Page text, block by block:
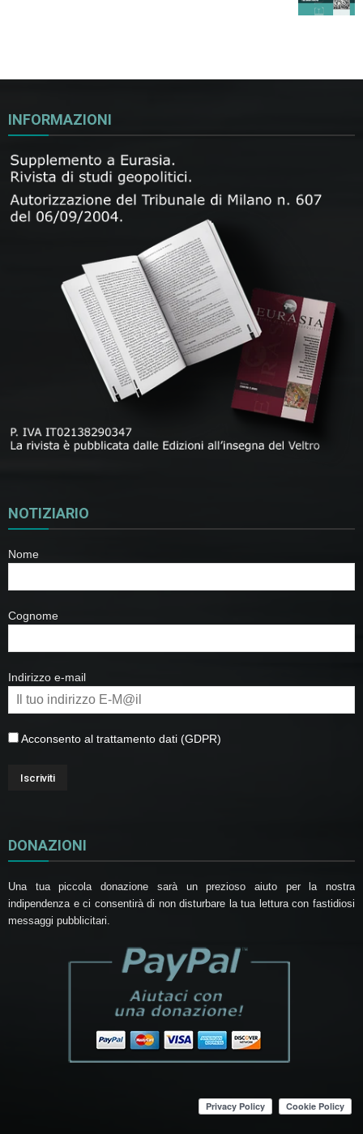
INFORMAZIONI
NOTIZIARIO
Nome
Cognome
Indirizzo e-mail
Acconsento al trattamento dati (GDPR)
DONAZIONI
Una tua piccola donazione sarà un prezioso aiuto per la nostra
indipendenza e ci consentirà di non disturbare la tua lettura con fastidiosi
messaggi pubblicitari.